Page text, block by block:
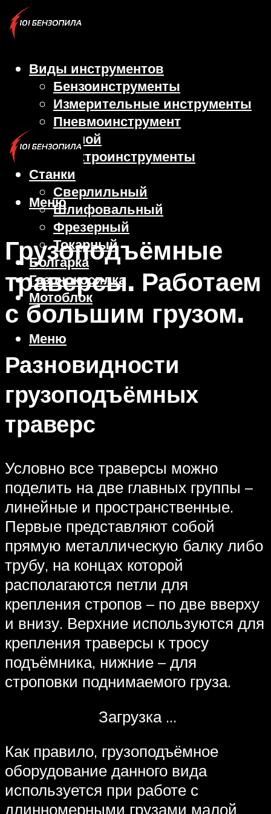
Виды инструментов
Бензоинструменты
Измерительные инструменты
Пневмоинструмент
Ручной
Электроинструменты
Станки
Сверлильный
Шлифовальный
Фрезерный
Токарный
Болгарка
Газонокосилка
Мотоблок
Меню
Меню
Грузоподъёмные
траверсы. Работаем
с большим грузом.
Разновидности
грузоподъёмных
траверс
Условно все траверсы можно
поделить на две главных группы –
линейные и пространственные.
Первые представляют собой
прямую металлическую балку либо
трубу, на концах которой
располагаются петли для
крепления стропов – по две вверху
и внизу. Верхние используются для
крепления траверсы к тросу
подъёмника, нижние – для
строповки поднимаемого груза.
Загрузка …
Как правило, грузоподъёмное
оборудование данного вида
используется при работе с
длинномерными грузами малой